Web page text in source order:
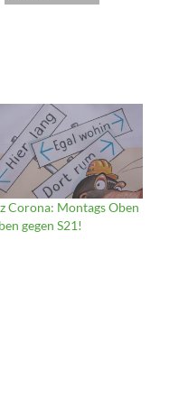
Corona: Montags Oben
gegen S21!